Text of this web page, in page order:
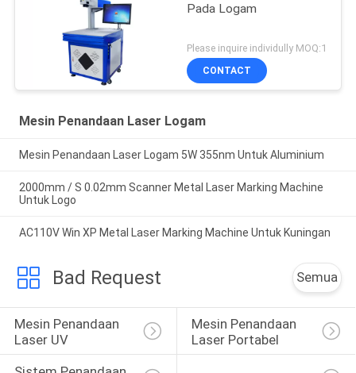
Pada Logam
Please inquire individully MOQ:1
CONTACT
Mesin Penandaan Laser Logam
Mesin Penandaan Laser Logam 5W 355nm Untuk Aluminium
2000mm / S 0.02mm Scanner Metal Laser Marking Machine
Untuk Logo
AC110V Win XP Metal Laser Marking Machine Untuk Kuningan
Bad Request Semua
Mesin Penandaan
Laser UV
Mesin Penandaan
Laser Portabel